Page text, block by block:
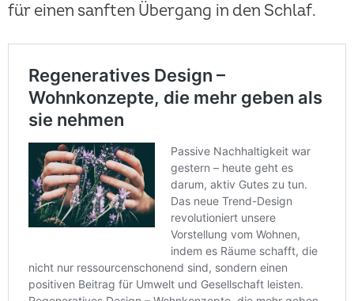
für einen sanften Übergang in den Schlaf.